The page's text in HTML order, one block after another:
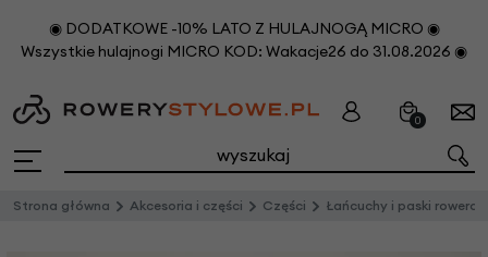
◉ DODATKOWE -10% LATO Z HULAJNOGĄ MICRO ◉
Wszystkie hulajnogi MICRO KOD: Wakacje26 do 31.08.2026 ◉
0
Strona główna Akcesoria i części Części Łańcuchy i paski rowerowe